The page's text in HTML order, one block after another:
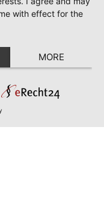
with effect for the
MORE